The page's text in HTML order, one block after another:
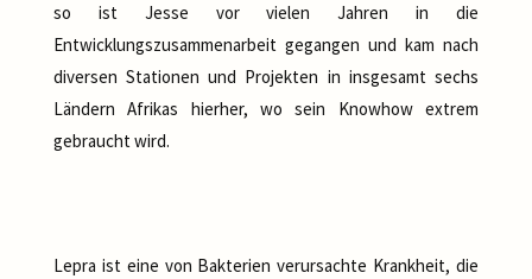
so ist Jesse vor vielen Jahren in die
Entwicklungszusammenarbeit gegangen und kam nach
diversen Stationen und Projekten in insgesamt sechs
Ländern Afrikas hierher, wo sein Knowhow extrem
gebraucht wird.
Lepra ist eine von Bakterien verursachte Krankheit, die